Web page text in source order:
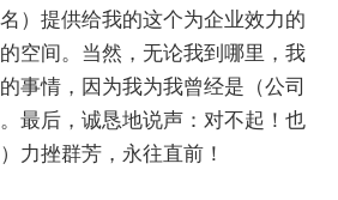
）提供给我的这个为企业效力的
空间。当然，无论我到哪里，我
事情，因为我为我曾经是（公司
最后，诚恳地说声：对不起！也
力挫群芳，永往直前！